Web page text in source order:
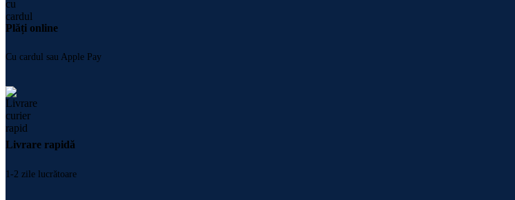
Plăți online
Cu cardul sau Apple Pay
Livrare rapidă
1-2 zile lucrătoare